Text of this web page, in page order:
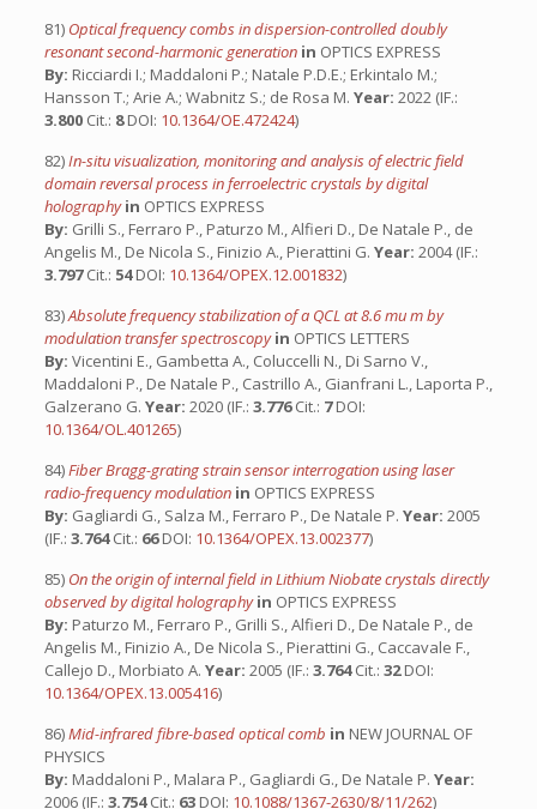
81) Optical frequency combs in dispersion-controlled doubly
resonant second-harmonic generation in OPTICS EXPRESS
By: Ricciardi I.; Maddaloni P.; Natale P.D.E.; Erkintalo M.;
Hansson T.; Arie A.; Wabnitz S.; de Rosa M. Year: 2022 (IF.:
3.800 Cit.: 8DOI: 10.1364/OE.472424)
82)In-situ visualization, monitoring and analysis of electric field
domain reversal process in ferroelectric crystals by digital
holographyin OPTICS EXPRESS
By: Grilli S., Ferraro P., Paturzo M., Alfieri D., De Natale P., de
Angelis M., De Nicola S., Finizio A., Pierattini G. Year: 2004 (IF.:
3.797Cit.: 54DOI: 10.1364/OPEX.12.001832)
83)Absolute frequency stabilization of a QCL at 8.6 mu m by
modulation transfer spectroscopyin OPTICS LETTERS
By: Vicentini E., Gambetta A., Coluccelli N., Di Sarno V.,
Maddaloni P., De Natale P., Castrillo A., Gianfrani L., Laporta P.,
Galzerano G. Year: 2020 (IF.: 3.776Cit.: 7DOI:
10.1364/OL.401265)
84)Fiber Bragg-grating strain sensor interrogation using laser
radio-frequency modulation in OPTICS EXPRESS
By: Gagliardi G., Salza M., Ferraro P., De Natale P. Year: 2005
(IF.: 3.764Cit.: 66DOI: 10.1364/OPEX.13.002377)
85) On the origin of internal field in Lithium Niobate crystals directly
observed by digital holographyin OPTICS EXPRESS
By: Paturzo M., Ferraro P., Grilli S., Alfieri D., De Natale P., de
Angelis M., Finizio A., De Nicola S., Pierattini G., Caccavale F.,
Callejo D., Morbiato A. Year: 2005 (IF.: 3.764Cit.: 32DOI:
10.1364/OPEX.13.005416)
86)Mid-infrared fibre-based optical comb in NEW JOURNAL OF
PHYSICS
By: Maddaloni P., Malara P., Gagliardi G., De Natale P. Year:
2006 (IF.: 3.754Cit.: 63 DOI: 10.1088/1367-2630/8/11/262)